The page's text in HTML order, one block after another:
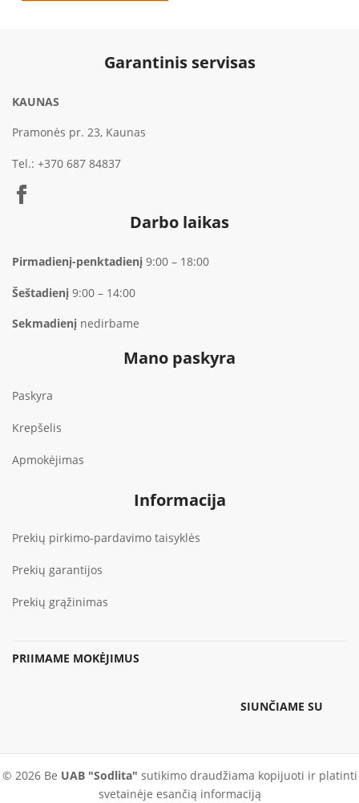
Garantinis servisas
KAUNAS
Pramonės pr. 23, Kaunas
Tel.: +370 687 84837
Darbo laikas
Pirmadienį-penktadienį 9:00 – 18:00
Šeštadienį 9:00 – 14:00
Sekmadienį nedirbame
Mano paskyra
Paskyra
Krepšelis
Apmokėjimas
Informacija
Prekių pirkimo-pardavimo taisyklės
Prekių garantijos
Prekių grąžinimas
PRIIMAME MOKĖJIMUS
SIUNČIAME SU
© 2026 Be UAB "Sodlita" sutikimo draudžiama kopijuoti ir platinti
svetainėje esančią informaciją